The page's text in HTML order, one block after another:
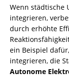
Wenn städtische
integrieren,
durch erhöhte
ein Beispiel
integrieren, die
Autonome